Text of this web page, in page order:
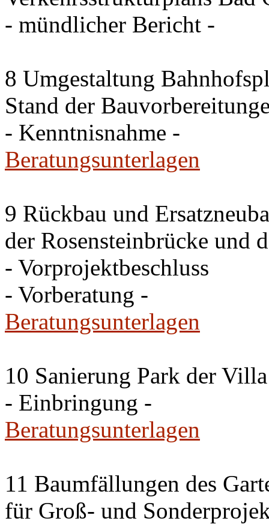
- mündlicher Bericht -
8 Umgestaltung
Stand der
- Kenntnisnahme -
Beratungsunterlagen
9 Rückbau und
der Rosensteinbrücke und
- Vorprojektbeschluss
- Vorberatung -
Beratungsunterlagen
10 Sanierung Park der
- Einbringung -
Beratungsunterlagen
11 Baumfällungen des
für Groß- und